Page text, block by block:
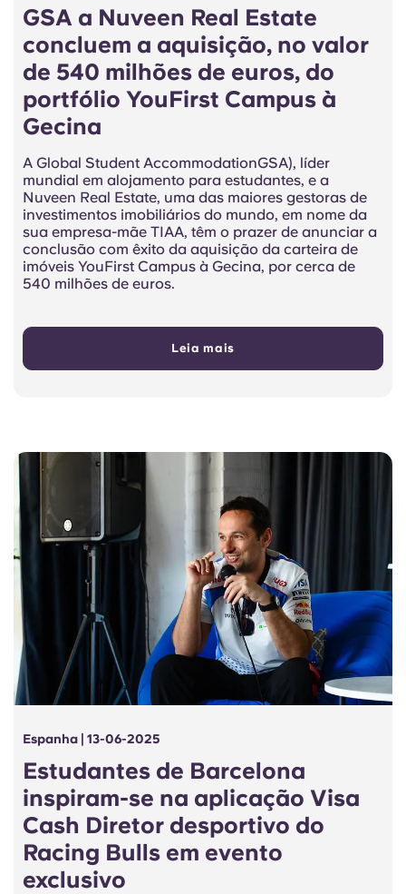
GSA a Nuveen Real Estate
concluem a aquisição, no valor
de 540 milhões de euros, do
portfólio YouFirst Campus à
Gecina
A Global Student AccommodationGSA), líder
mundial em alojamento para estudantes, e a
Nuveen Real Estate, uma das maiores gestoras de
investimentos imobiliários do mundo, em nome da
sua empresa-mãe TIAA, têm o prazer de anunciar a
conclusão com êxito da aquisição da carteira de
imóveis YouFirst Campus à Gecina, por cerca de
540 milhões de euros.
Leia mais
Espanha | 13-06-2025
Estudantes de Barcelona
inspiram-se na aplicação Visa
Cash Diretor desportivo do
Racing Bulls em evento
exclusivo